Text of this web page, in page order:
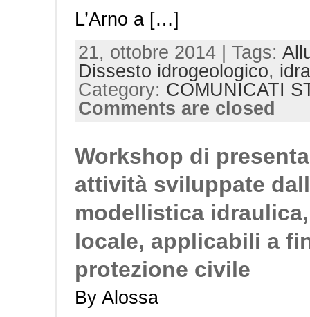
L’Arno a […]
21, ottobre 2014 | Tags:
Dissesto idrogeologico,
Category: COMUNICATI
Comments are closed
Workshop di
attività sviluppate
modellistica
locale, applicabili a
protezione civile
By Alossa